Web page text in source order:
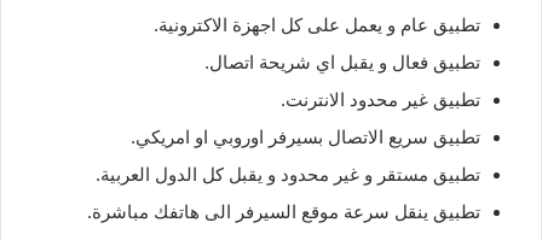
تطبيق عام و يعمل على كل اجهزة الاكترونية.
تطبيق فعال و يقبل اي شريحة اتصال.
تطبيق غير محدود الانترنت.
تطبيق سريع الاتصال بسيرفر اوروبي او امريكي.
تطبيق مستقر و غير محدود و يقبل كل الدول العربية.
تطبيق ينقل سرعة موقع السيرفر الى هاتفك مباشرة.